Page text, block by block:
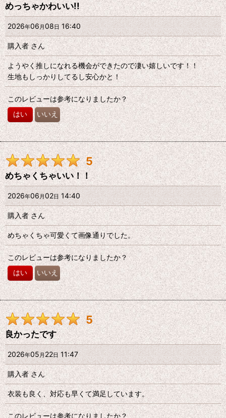
画像:
星の数:
年代:
性別:
並び順:
絞り込む
めっちゃかわいい!!
2026年06月08日16:40
購入者さん
ようやく推しになれる機会ができたので凄い嬉しいです！！
生地もしっかりしてるし安心かと！
このレビューは参考になりましたか？
はい いいえ
5
めちゃくちゃいい！！
2026年06月02日14:40
購入者さん
めちゃくちゃ可愛くて画像通りでした。
このレビューは参考になりましたか？
はい いいえ
5
良かったです
2026年05月22日11:47
購入者さん
衣装も良く、対応も早くて満足しています。
このレビューは参考になりましたか？